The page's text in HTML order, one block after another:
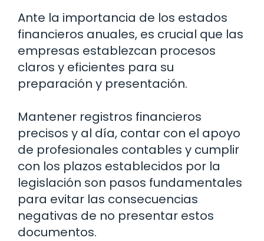
Ante la importancia de los estados
financieros anuales, es crucial que las
empresas establezcan procesos
claros y eficientes para su
preparación y presentación.
Mantener registros financieros
precisos y al día, contar con el apoyo
de profesionales contables y cumplir
con los plazos establecidos por la
legislación son pasos fundamentales
para evitar las consecuencias
negativas de no presentar estos
documentos.